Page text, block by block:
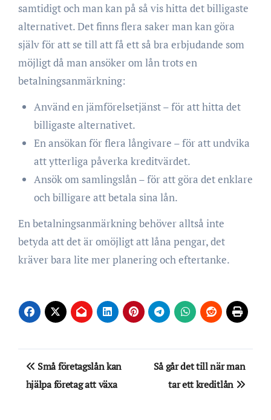
samtidigt och man kan på så vis hitta det billigaste
alternativet. Det finns flera saker man kan göra
själv för att se till att få ett så bra erbjudande som
möjligt då man ansöker om lån trots en
betalningsanmärkning:
Använd en jämförelsetjänst – för att hitta det
billigaste alternativet.
En ansökan för flera långivare – för att undvika
att ytterliga påverka kreditvärdet.
Ansök om samlingslån – för att göra det enklare
och billigare att betala sina lån.
En betalningsanmärkning behöver alltså inte
betyda att det är omöjligt att låna pengar, det
kräver bara lite mer planering och eftertanke.
Inläggsnavigering
Små företagslån kan
hjälpa företag att växa
Så går det till när man
tar ett kreditlån